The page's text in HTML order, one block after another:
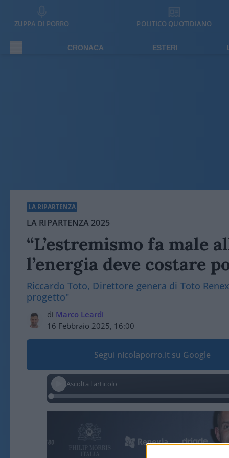
ZUPPA DI PORRO POLITICO QUOTIDIANO
CRONACA ESTERI
LA RIPARTENZA
LA RIPARTENZA 2025
“L’estremismo fa male
l’energia deve costare
Riccardo Toto, Direttore genera di Toto
progetto"
di Marco Leardi
16 Febbraio 2025, 16:00
Segui nicolaporro.it su Google
Ascolta l'articolo